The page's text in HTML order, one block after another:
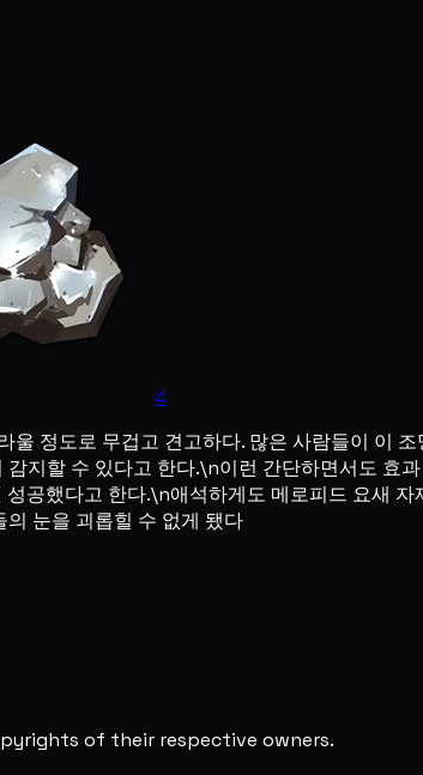
4
울 정도로 무겁고 견고하다. 많은 사람들이 이
지할 수 있다고 한다.\n이런 간단하면서도 효
공했다고 한다.\n애석하게도 메로피드 요새
눈을 괴롭힐 수 없게 됐다
of their respective owners.